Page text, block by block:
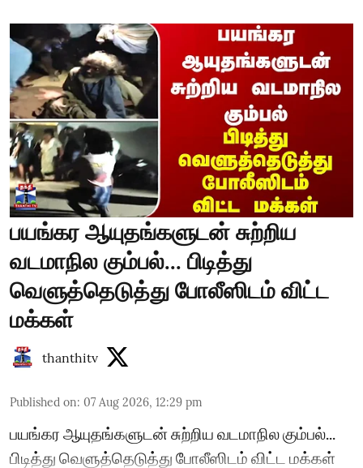
பயங்கர ஆயுதங்களுடன் சுற்றிய
வடமாநில கும்பல்... பிடித்து
வெளுத்தெடுத்து போலீஸிடம் விட்ட
மக்கள்
thanthitv
Published on: 07 Aug 2026, 12:29 pm
பயங்கர ஆயுதங்களுடன் சுற்றிய வடமாநில கும்பல்...
பிடித்து வெளுத்தெடுத்து போலீஸிடம் விட்ட மக்கள்